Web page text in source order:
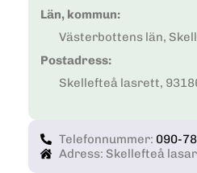
Län, kommun:
Västerbottens län,
Postadress:
Skellefteå lasrett,
Telefonnummer: 090-
Adress: Skellefteå